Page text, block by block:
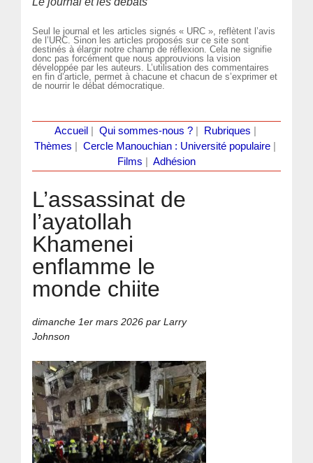
Seul le journal et les articles signés « URC », reflètent l’avis
de l’URC. Sinon les articles proposés sur ce site sont
destinés à élargir notre champ de réflexion. Cela ne signifie
donc pas forcément que nous approuvions la vision
développée par les auteurs. L’utilisation des commentaires
en fin d’article, permet à chacune et chacun de s’exprimer et
de nourrir le débat démocratique.
Accueil Qui sommes-nous ?| Rubriques
Thèmes
Cercle Manouchian : Université populaire
Films
Adhésion
L’assassinat de
l’ayatollah
Khamenei
enflamme le
monde chiite
dimanche 1er mars 2026 par Larry
Johnson